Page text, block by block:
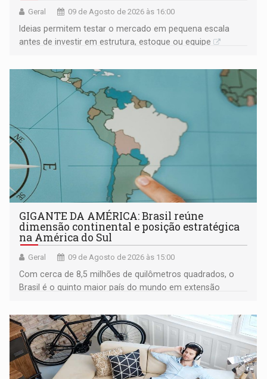
Geral 09 de Agosto de 2026 às 16:00
Ideias permitem testar o mercado em pequena escala
antes de investir em estrutura, estoque ou equipe
GIGANTE DA AMÉRICA: Brasil reúne
dimensão continental e posição estratégica
na América do Sul
Geral 09 de Agosto de 2026 às 15:00
Com cerca de 8,5 milhões de quilômetros quadrados, o
Brasil é o quinto maior país do mundo em extensão